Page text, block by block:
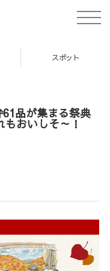
toggle
スポット
61品が集まる祭典
おいしそ～！